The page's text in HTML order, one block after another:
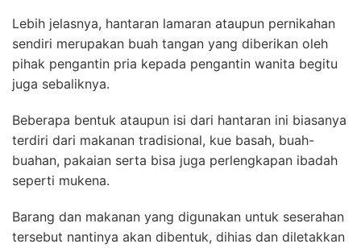
Lebih jelasnya, hantaran lamaran ataupun pernikahan
sendiri merupakan buah tangan yang diberikan oleh
pihak pengantin pria kepada pengantin wanita begitu
juga sebaliknya.
Beberapa bentuk ataupun isi dari hantaran ini biasanya
terdiri dari makanan tradisional, kue basah, buah-
buahan, pakaian serta bisa juga perlengkapan ibadah
seperti mukena.
Barang dan makanan yang digunakan untuk seserahan
tersebut nantinya akan dibentuk, dihias dan diletakkan